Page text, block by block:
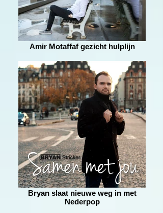
Amir Motaffaf gezicht hulplijn
Bryan slaat nieuwe weg in met
Nederpop